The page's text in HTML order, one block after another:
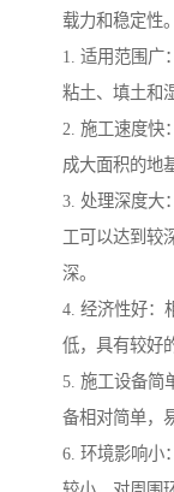
载力和稳定性
1. 适用范围广
粘土、填土和
2. 施工速度快
成大面积的地
3. 处理深度大
工可以达到较
深。
4. 经济性好：
低，具有较好
5. 施工设备简
备相对简单，
6. 环境影响小